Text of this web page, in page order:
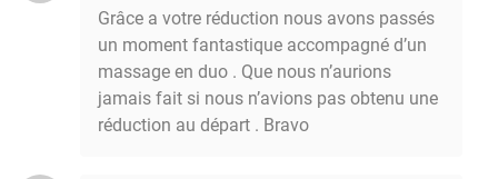
Grâce a votre réduction nous avons passés
un moment fantastique accompagné d’un
massage en duo . Que nous n’aurions
jamais fait si nous n’avions pas obtenu une
réduction au départ . Bravo